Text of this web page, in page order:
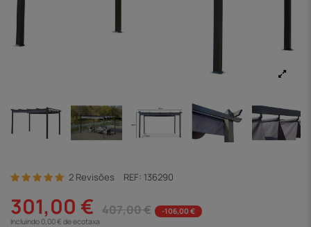
2 Revisões REF: 136290
301,00 € 407,00 €
-106,00 €
Incluindo 0,00 € de ecotaxa